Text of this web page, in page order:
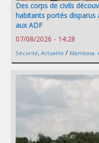
Des corps de civils
habitants portés disparus
aux ADF
07/08/2026 - 14:28
Sécurité, Actualité / Mambasa.